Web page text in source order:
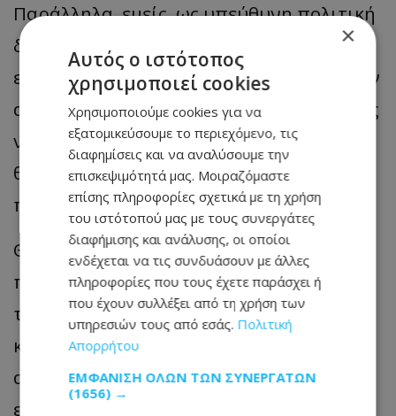
Παράλληλα, εμείς, ως υπεύθυνη πολιτική
δύναμη που ανήκει στην αντιπολίτευση,
εκφράζουμε την ικανοποίησή μας για την
απόφαση του Προέδρου της Δημοκρατίας
να υιοθετήσει μια κεντρική πολιτική μας
θέση. Και τον καλούμε να συνεχίσει να
προχωρά στην υλοποίηση της με τόλμη.
Θα στηρίξουμε πολιτικές που
προέρχονται από εμάς και αντανακλούν
τις αξίες μας. Και θα είμαστε αυστηροί
κριτές της αδράνειας, της
αναποφασιστικότητας και των
επικοινωνιακών παιχνιδιών.
×
Αυτός ο ιστότοπος
χρησιμοποιεί cookies
Χρησιμοποιούμε cookies για να
εξατομικεύσουμε το περιεχόμενο, τις
διαφημίσεις και να αναλύσουμε την
επισκεψιμότητά μας. Μοιραζόμαστε
επίσης πληροφορίες σχετικά με τη χρήση
του ιστότοπού μας με τους συνεργάτες
διαφήμισης και ανάλυσης, οι οποίοι
ενδέχεται να τις συνδυάσουν με άλλες
πληροφορίες που τους έχετε παράσχει ή
που έχουν συλλέξει από τη χρήση των
υπηρεσιών τους από εσάς. Πολιτική
Απορρήτου
ΕΜΦΆΝΙΣΗ ΌΛΩΝ ΤΩΝ ΣΥΝΕΡΓΑΤΏΝ
(1656) →